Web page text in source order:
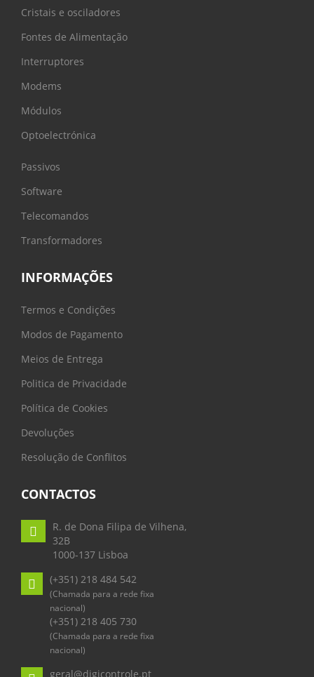
Cristais e osciladores
Fontes de Alimentação
Interruptores
Modems
Módulos
Optoelectrónica
Passivos
Software
Telecomandos
Transformadores
INFORMAÇÕES
Termos e Condições
Modos de Pagamento
Meios de Entrega
Politica de Privacidade
Política de Cookies
Devoluções
Resolução de Conflitos
CONTACTOS
R. de Dona Filipa de Vilhena,
32B
1000-137 Lisboa
(+351) 218 484 542
(Chamada para a rede fixa
nacional)
(+351) 218 405 730
(Chamada para a rede fixa
nacional)
geral@digicontrole.pt